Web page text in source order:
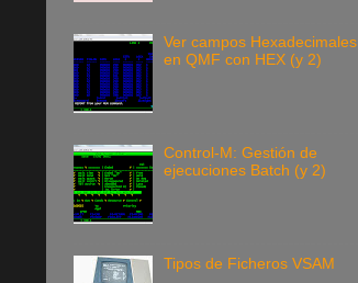
Ver campos Hexadecimales
en QMF con HEX (y 2)
Control-M: Gestión de
ejecuciones Batch (y 2)
Tipos de Ficheros VSAM